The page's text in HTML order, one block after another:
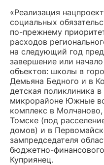
«Реализация
социальных
по-прежнему
расходов
на следующий год
завершение или
объектов: школы в
Демьяна Бедного и в
детская поликлиника
микрорайоне Южные
комплекс в
Томске (под
домов) и в
зампредседателя
бюджетно-
Куприянец.